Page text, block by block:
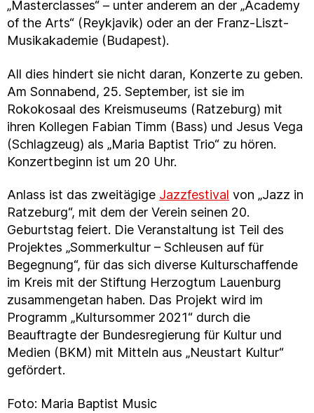
„Masterclasses“ – unter anderem an der „Academy
of the Arts“ (Reykjavik) oder an der Franz-Liszt-
Musikakademie (Budapest).
All dies hindert sie nicht daran, Konzerte zu geben.
Am Sonnabend, 25. September, ist sie im
Rokokosaal des Kreismuseums (Ratzeburg) mit
ihren Kollegen Fabian Timm (Bass) und Jesus Vega
(Schlagzeug) als „Maria Baptist Trio“ zu hören.
Konzertbeginn ist um 20 Uhr.
Anlass ist das zweitägige Jazzfestival von „Jazz in
Ratzeburg“, mit dem der Verein seinen 20.
Geburtstag feiert. Die Veranstaltung ist Teil des
Projektes „Sommerkultur – Schleusen auf für
Begegnung“, für das sich diverse Kulturschaffende
im Kreis mit der Stiftung Herzogtum Lauenburg
zusammengetan haben. Das Projekt wird im
Programm „Kultursommer 2021“ durch die
Beauftragte der Bundesregierung für Kultur und
Medien (BKM) mit Mitteln aus „Neustart Kultur“
gefördert.
Foto: Maria Baptist Music